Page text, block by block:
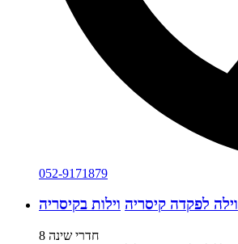
052-9171879
וילה לפקדה קיסריה וילות בקיסריה
8 חדרי שינה